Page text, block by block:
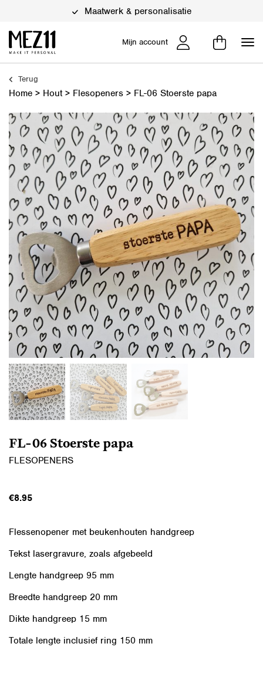
Maatwerk & personalisatie
Mijn account
Terug
Home > Hout> Flesopeners > FL-06 Stoerste papa
FL-06 Stoerste papa
FLESOPENERS
€8.95
Flessenopener met beukenhouten handgreep
Tekst lasergravure, zoals afgebeeld
Lengte handgreep 95 mm
Breedte handgreep 20 mm
Dikte handgreep 15 mm
Totale lengte inclusief ring 150 mm